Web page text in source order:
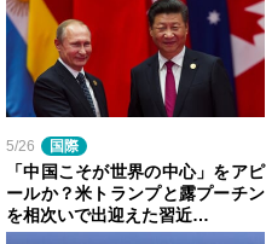
5/26 国際
「中国こそが世界の中心」をアピ
ールか？米トランプと露プーチン
を相次いで出迎えた習近…